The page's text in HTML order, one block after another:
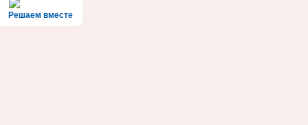
Решаем вместе